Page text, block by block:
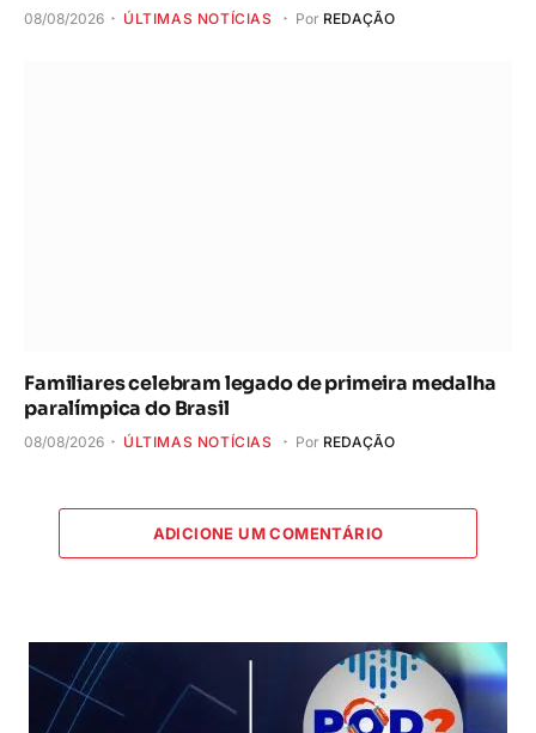
08/08/2026 ÚLTIMAS NOTÍCIAS Por REDAÇÃO
Familiares celebram legado de primeira medalha
paralímpica do Brasil
08/08/2026 ÚLTIMAS NOTÍCIAS Por REDAÇÃO
ADICIONE UM COMENTÁRIO